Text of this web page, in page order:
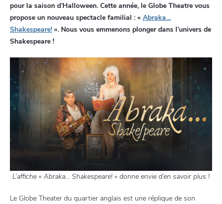
pour la saison d’Halloween. Cette année, le Globe Theatre vous
propose un nouveau spectacle familial : « Abraka…
Shakespeare! ». Nous vous emmenons plonger dans l’univers de
Shakespeare !
L’affiche « Abraka… Shakespeare! » donne envie d’en savoir plus !
Le Globe Theater du quartier anglais est une réplique de son